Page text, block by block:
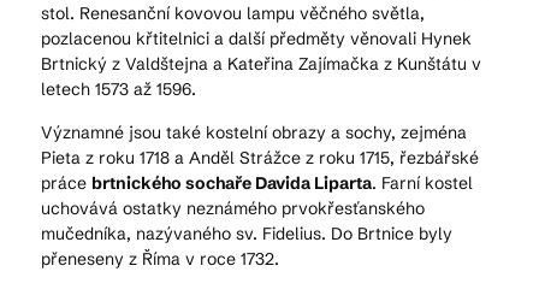
stol. Renesanční kovovou lampu věčného světla,
pozlacenou křtitelnici a další předměty věnovali Hynek
Brtnický z Valdštejna a Kateřina Zajímačka z Kunštátu v
letech 1573 až 1596.
Významné jsou také kostelní obrazy a sochy, zejména
Pieta z roku 1718 a Anděl Strážce z roku 1715, řezbářské
práce brtnického sochaře Davida Liparta. Farní kostel
uchovává ostatky neznámého prvokřesťanského
mučedníka, nazývaného sv. Fidelius. Do Brtnice byly
přeneseny z Říma v roce 1732.